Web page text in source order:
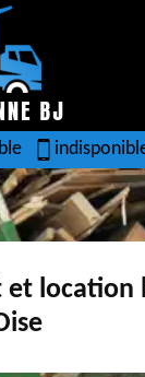
et location